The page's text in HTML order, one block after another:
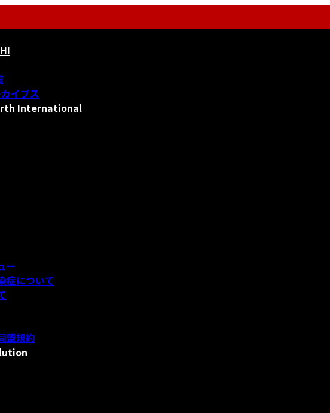
イブス
International
ー
症について
盟規約